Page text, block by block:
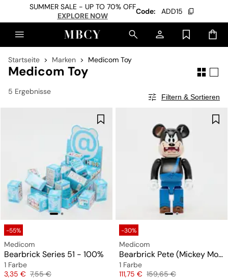
SUMMER SALE - UP TO 70% OFF
EXPLORE NOW
Code: ADD15
Startseite Marken Medicom Toy
Medicom Toy
5 Ergebnisse
Filtern & Sortieren
-55%
Medicom
Bearbrick Series 51 - 100%
1 Farbe
Preis
3,35 € Originalpreis
7,55 €
-30%
Medicom
Bearbrick Pete (Mickey Mouse & Friends) 400%
1 Farbe
Preis
111,75 € Originalpreis
159,65 €